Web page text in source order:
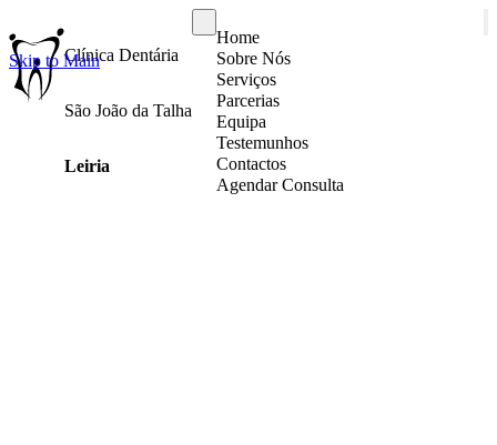
Skip to MainClínica Dentária
São João da Talha
Leiria
Home
Sobre Nós
Serviços
Parcerias
Equipa
Testemunhos
Contactos
Agendar Consulta